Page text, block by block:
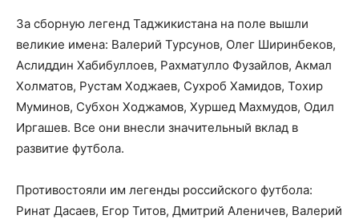
За сборную легенд Таджикистана на поле вышли
великие имена: Валерий Турсунов, Олег Ширинбеков,
Аслиддин Хабибуллоев, Рахматулло Фузайлов, Акмал
Холматов, Рустам Ходжаев, Сухроб Хамидов, Тохир
Муминов, Субхон Ходжамов, Хуршед Махмудов, Одил
Иргашев. Все они внесли значительный вклад в
развитие футбола.
Противостояли им легенды российского футбола:
Ринат Дасаев, Егор Титов, Дмитрий Аленичев, Валерий